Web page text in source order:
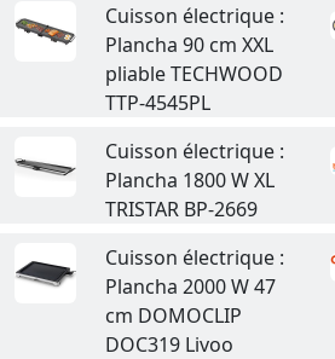
Cuisson électrique :
Plancha 90 cm XXL
pliable TECHWOOD
TTP-4545PL
Cuisson électrique :
Plancha 1800 W XL
TRISTAR BP-2669
Cuisson électrique :
Plancha 2000 W 47
cm DOMOCLIP
DOC319 Livoo